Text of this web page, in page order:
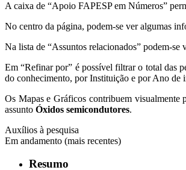
A caixa de “Apoio FAPESP em Números”
No centro da página, podem-se ver algumas
Na lista de “Assuntos relacionados” podem-se
Em “Refinar por” é possível filtrar o total das
do conhecimento, por Instituição e por Ano de
Os Mapas e Gráficos contribuem visualmente
assunto Óxidos semicondutores.
Auxílios à pesquisa
Em andamento (mais recentes)
Resumo